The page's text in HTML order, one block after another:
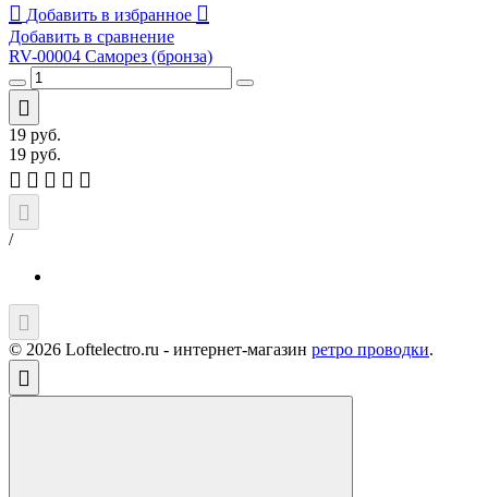
Добавить в избранное
Добавить в сравнение
RV-00004 Саморез (бронза)
19 руб.
19 руб.
/
© 2026 Loftelectro.ru - интернет-магазин ретро проводки.